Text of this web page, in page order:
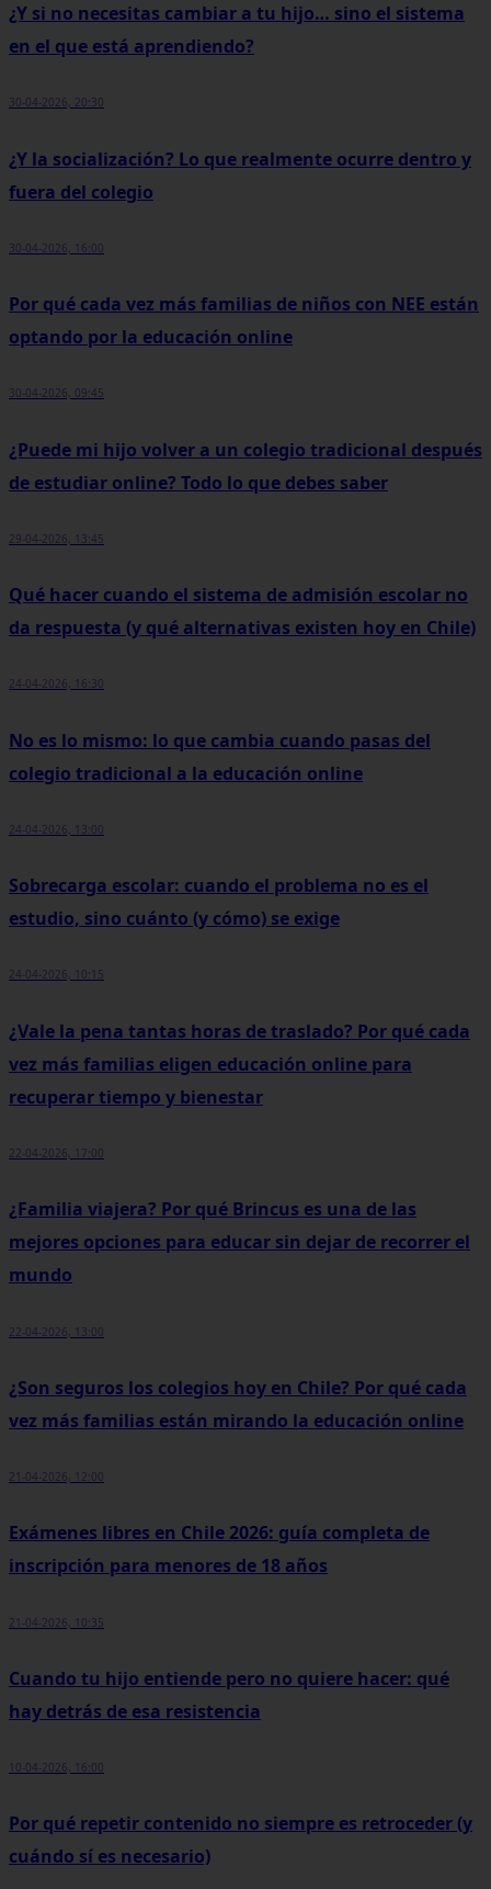
¿Y si no necesitas cambiar a tu hijo… sino el sistema
en el que está aprendiendo?
30-04-2026, 20:30
¿Y la socialización? Lo que realmente ocurre dentro y
fuera del colegio
30-04-2026, 16:00
Por qué cada vez más familias de niños con NEE están
optando por la educación online
30-04-2026, 09:45
¿Puede mi hijo volver a un colegio tradicional después
de estudiar online? Todo lo que debes saber
29-04-2026, 13:45
Qué hacer cuando el sistema de admisión escolar no
da respuesta (y qué alternativas existen hoy en Chile)
24-04-2026, 16:30
No es lo mismo: lo que cambia cuando pasas del
colegio tradicional a la educación online
24-04-2026, 13:00
Sobrecarga escolar: cuando el problema no es el
estudio, sino cuánto (y cómo) se exige
24-04-2026, 10:15
¿Vale la pena tantas horas de traslado? Por qué cada
vez más familias eligen educación online para
recuperar tiempo y bienestar
22-04-2026, 17:00
¿Familia viajera? Por qué Brincus es una de las
mejores opciones para educar sin dejar de recorrer el
mundo
22-04-2026, 13:00
¿Son seguros los colegios hoy en Chile? Por qué cada
vez más familias están mirando la educación online
21-04-2026, 12:00
Exámenes libres en Chile 2026: guía completa de
inscripción para menores de 18 años
21-04-2026, 10:35
Cuando tu hijo entiende pero no quiere hacer: qué
hay detrás de esa resistencia
10-04-2026, 16:00
Por qué repetir contenido no siempre es retroceder (y
cuándo sí es necesario)